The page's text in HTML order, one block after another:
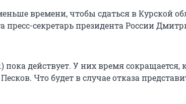
времени, чтобы сдаться в Курской
пресс-секретарь президента России
) пока действует. У них время сокращается,
Что будет в случае отказа